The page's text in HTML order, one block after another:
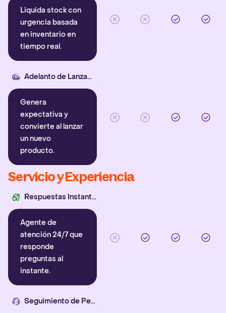
Liquida stock con
urgencia basada
en inventario en
tiempo real.
Adelanto de Lanzamiento
Genera
expectativa y
convierte al lanzar
un nuevo
producto.
Servicio y Experiencia
Respuestas Instantáneas
Agente de
atención 24/7 que
responde
preguntas al
instante.
Seguimiento de Pedidos